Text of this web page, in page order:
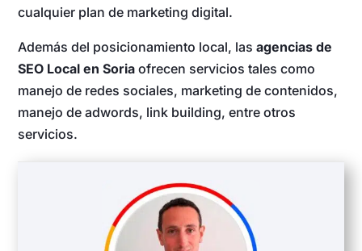
cualquier plan de marketing digital.
Además del posicionamiento local, lasagencias de
SEO Local en Soria ofrecen servicios tales como
manejo de redes sociales, marketing de contenidos,
manejo de adwords, link building, entre otros
servicios.